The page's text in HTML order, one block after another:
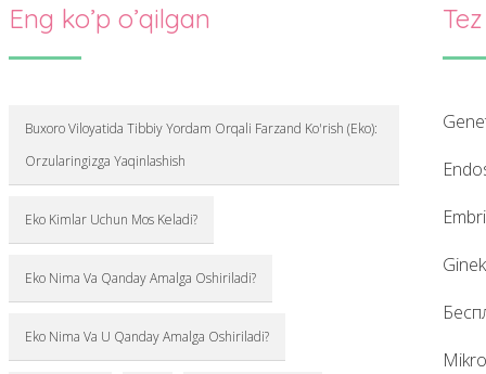
Eng ko’p o’qilgan
Buxoro Viloyatida Tibbiy Yordam Orqali Farzand Ko'rish (Eko):
Orzularingizga Yaqinlashish
Eko Kimlar Uchun Mos Keladi?
Eko Nima Va Qanday Amalga Oshiriladi?
Eko Nima Va U Qanday Amalga Oshiriladi?